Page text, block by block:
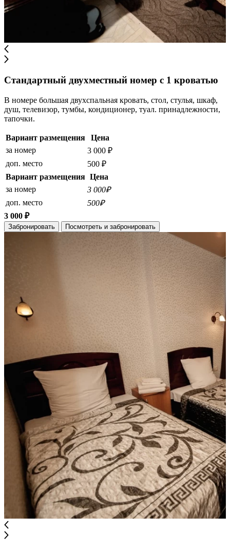
Стандартный двухместный номер с 1 кроватью
В номере большая двухспальная кровать, стол, стулья, шкаф,
душ, телевизор, тумбы, кондиционер, туал. принадлежности,
тапочки.
Вариант размещения
Цена
за номер
3 000 ₽
доп. место
500 ₽
Вариант размещения Цена
за номер
3 000₽
доп. место
500₽
3 000 ₽
Забронировать Посмотреть и забронировать